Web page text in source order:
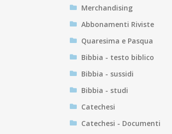
Merchandising
Abbonamenti Riviste
Quaresima e Pasqua
Bibbia - testo biblico
Bibbia - sussidi
Bibbia - studi
Catechesi
Catechesi - Documenti